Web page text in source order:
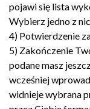
pojawi się lista
Wybierz jedno z
4) Potwierdzenie
5) Zakończenie
podane masz
wcześniej
widnieje wybrana